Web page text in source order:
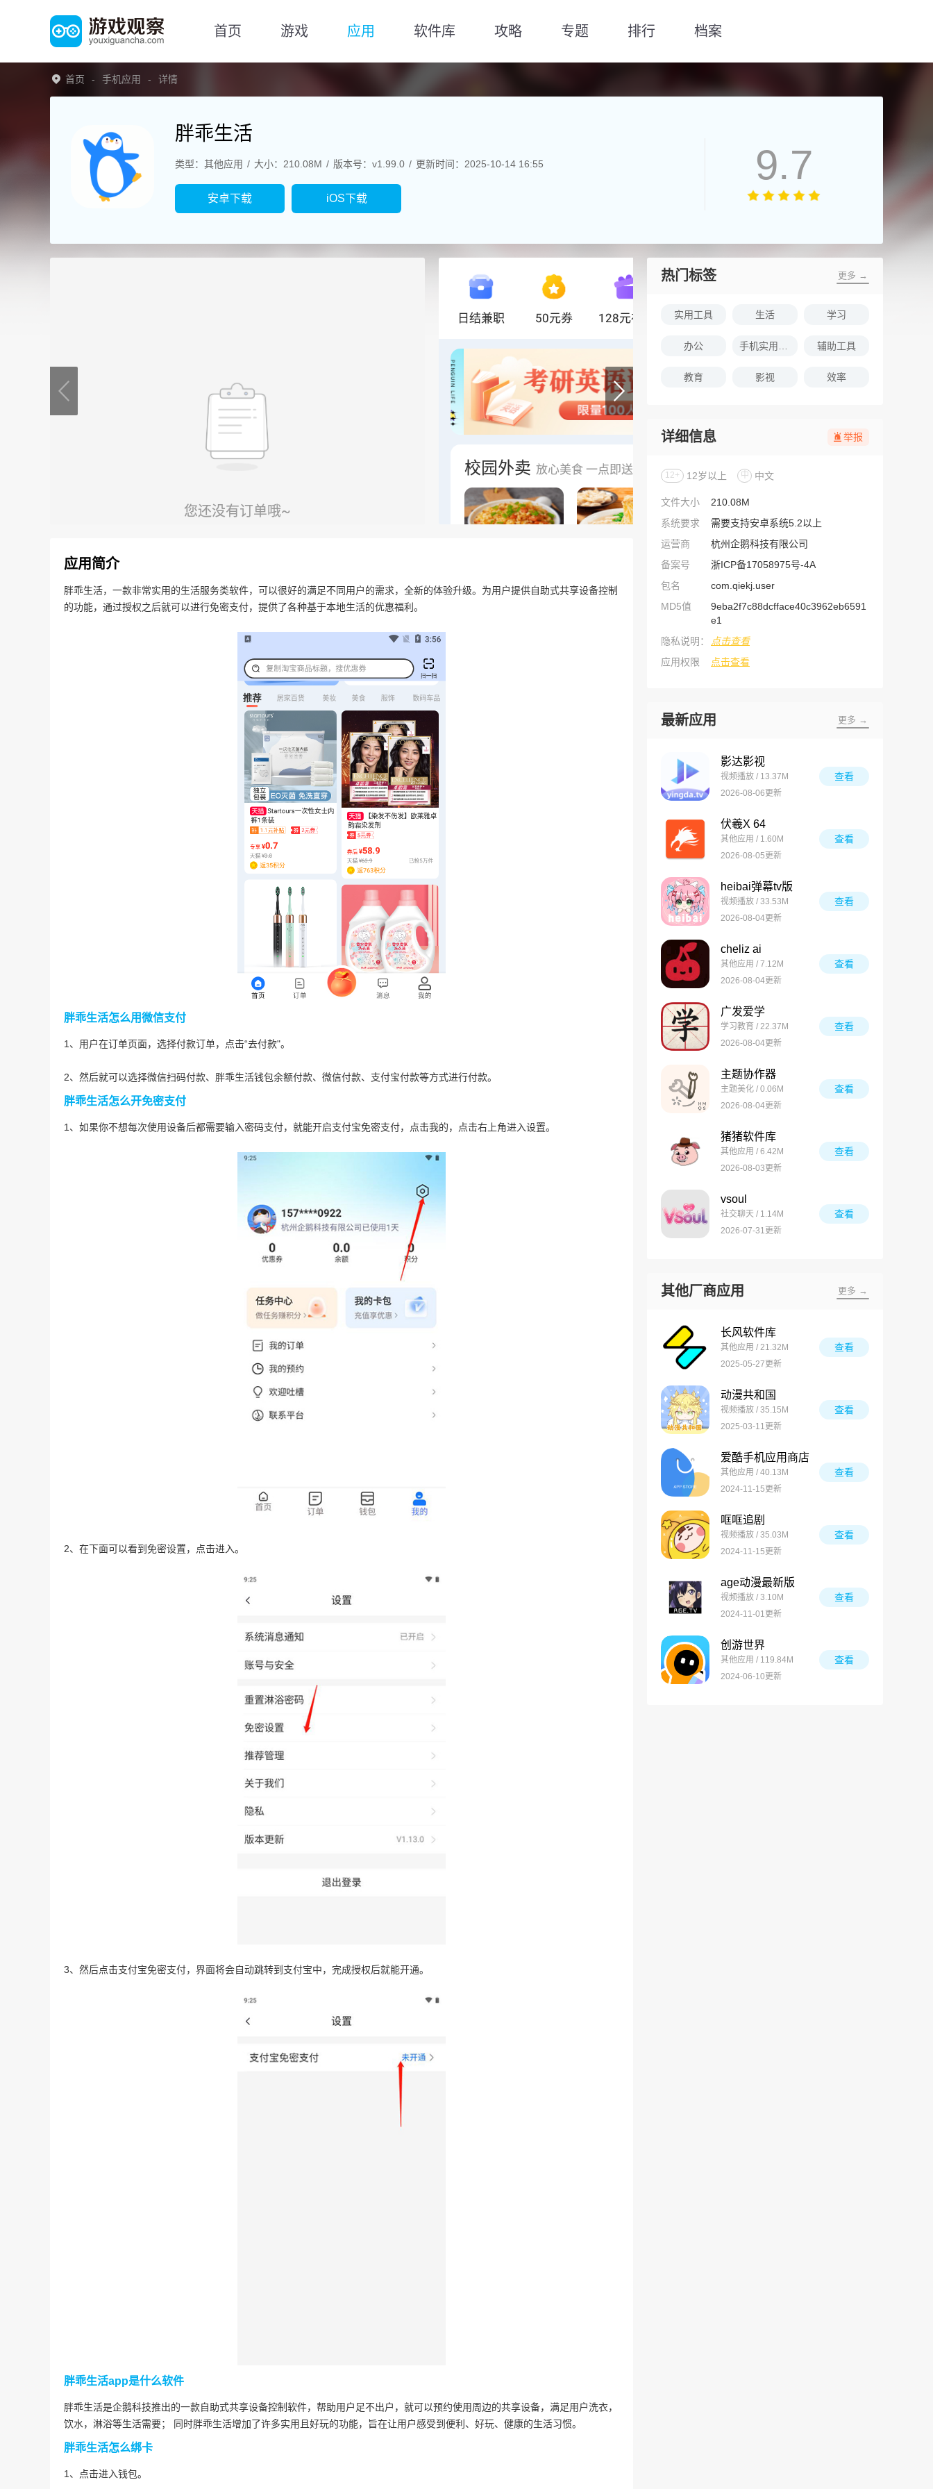
首页 游戏 应用 软件库 攻略 专题 排行 档案
首页 手机应用 详情
胖乖生活
类型：其他应用 大小：210.08M 版本号：v1.99.0 更新时间：2025-10-14 16:55
安卓下载 iOS下载
9.7
应用简介
胖乖生活，一款非常实用的生活服务类软件，可以很好的满足不同用户的需求，全新的体验升级。为用户提供自助式共享设备控制
的功能，通过授权之后就可以进行免密支付，提供了各种基于本地生活的优惠福利。
胖乖生活怎么用微信支付
1、用户在订单页面，选择付款订单，点击“去付款"。
2、然后就可以选择微信扫码付款、胖乖生活钱包余额付款、微信付款、支付宝付款等方式进行付款。
胖乖生活怎么开免密支付
1、如果你不想每次使用设备后都需要输入密码支付，就能开启支付宝免密支付，点击我的，点击右上角进入设置。
2、在下面可以看到免密设置，点击进入。
3、然后点击支付宝免密支付，界面将会自动跳转到支付宝中，完成授权后就能开通。
胖乖生活app是什么软件
胖乖生活是企鹅科技推出的一款自助式共享设备控制软件，帮助用户足不出户，就可以预约使用周边的共享设备，满足用户洗衣，
饮水，淋浴等生活需要； 同时胖乖生活增加了许多实用且好玩的功能，旨在让用户感受到便利、好玩、健康的生活习惯。
胖乖生活怎么绑卡
1、点击进入钱包。
热门标签 更多 →
实用工具 生活 学习
办公 辅助工具
教育 影视 效率
详细信息 举报
12+ 12岁以上 中 中文
文件大小
210.08M
系统要求
需要支持安卓系统5.2以上
运营商
杭州企鹅科技有限公司
备案号
浙ICP备17058975号-4A
包名
com.qiekj.user
MD5值
9eba2f7c88dcfface40c3962eb6591
e1
隐私说明：
点击查看
应用权限
点击查看
最新应用 更多 →
影达影视
视频播放 / 13.37M
2026-08-06更新
查看
伏羲X 64
其他应用 / 1.60M
2026-08-05更新
查看
heibai弹幕tv版
视频播放 / 33.53M
2026-08-04更新
查看
cheliz ai
其他应用 / 7.12M
2026-08-04更新
查看
广发爱学
学习教育 / 22.37M
2026-08-04更新
查看
主题协作器
主题美化 / 0.06M
2026-08-04更新
查看
猪猪软件库
其他应用 / 6.42M
2026-08-03更新
查看
vsoul
社交聊天 / 1.14M
2026-07-31更新
查看
其他厂商应用 更多 →
长风软件库
其他应用 / 21.32M
2025-05-27更新
查看
动漫共和国
视频播放 / 35.15M
2025-03-11更新
查看
爱酷手机应用商店
其他应用 / 40.13M
2024-11-15更新
查看
哐哐追剧
视频播放 / 35.03M
2024-11-15更新
查看
age动漫最新版
视频播放 / 3.10M
2024-11-01更新
查看
创游世界
其他应用 / 119.84M
2024-06-10更新
查看